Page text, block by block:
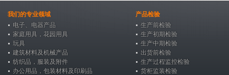
我们的专业领域
电子、电器产品
家庭用具，花园用具
玩具
建筑材料及机械产品
纺织品，服装及附件
办公用品，包装材料及印刷品
产品检验
生产前检验
生产初期检验
生产中期检验
出货前检验
生产过程监控检验
货柜监装检验